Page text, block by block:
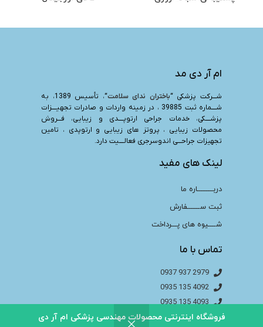
فروشگاه اینترنتی محصولات مهندسی پزشکی ام آر دی
ام آر دی مد
شـــرکت پزشکی “باختران ندای سلامت
“، تأسیس 1389، به
شــــماره ثبت 39885 ، در زمینه واردات و صادرات تجهیــــزات
پزشــــکی، خدمات جراحی ارتوپــــدی و زیبایی، فـــروش
محصولات زیبایی ، پروتز های زیبایی و ارتوپدی ، تامین
تجهیزات جراحـــی اندوسرجری فعالــــیت دارد.
لینک های مفید
دربـــــــــاره ما
ثبت ســـــــفارش
شــــیوه های پـــرداخت
تماس با ما
2979 937 0937
4092 135 0935
4093 135 0935
4094 135 0935